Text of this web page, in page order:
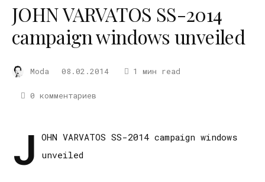
JOHN VARVATOS SS-2014
campaign windows unveiled
Moda 08.02.2014 1 мин read
0 комментариев
J OHN VARVATOS SS-2014 campaign windows
unveiled